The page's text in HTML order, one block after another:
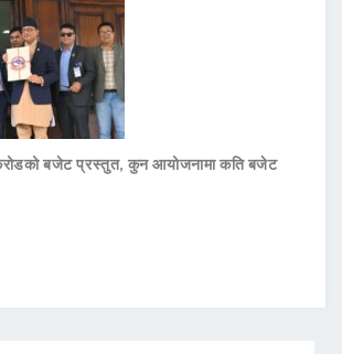
बजेट प्रस्तुत, कुन आयोजनामा कति बजेट